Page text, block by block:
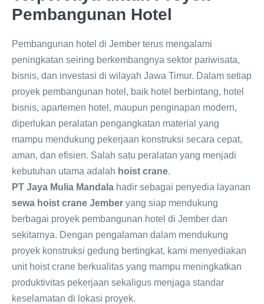
Pembangunan Hotel
Pembangunan hotel di Jember terus mengalami
peningkatan seiring berkembangnya sektor pariwisata,
bisnis, dan investasi di wilayah Jawa Timur. Dalam setiap
proyek pembangunan hotel, baik hotel berbintang, hotel
bisnis, apartemen hotel, maupun penginapan modern,
diperlukan peralatan pengangkatan material yang
mampu mendukung pekerjaan konstruksi secara cepat,
aman, dan efisien. Salah satu peralatan yang menjadi
kebutuhan utama adalah hoist crane.
PT Jaya Mulia Mandala hadir sebagai penyedia layanan
sewa hoist crane Jember yang siap mendukung
berbagai proyek pembangunan hotel di Jember dan
sekitarnya. Dengan pengalaman dalam mendukung
proyek konstruksi gedung bertingkat, kami menyediakan
unit hoist crane berkualitas yang mampu meningkatkan
produktivitas pekerjaan sekaligus menjaga standar
keselamatan di lokasi proyek.